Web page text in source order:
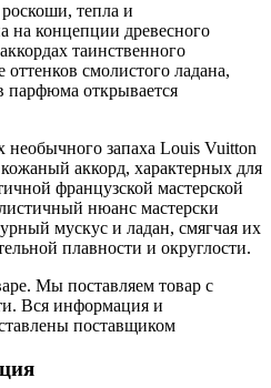
тепла и
на концепции древесного
таинственного
смолистого ладана,
парфюма открывается
запаха Louis Vuitton
аккорд, характерных для
французской мастерской
нюанс мастерски
мускус и ладан, смягчая их
плавности и округлости.
Мы поставляем товар с
Вся информация и
поставщиком